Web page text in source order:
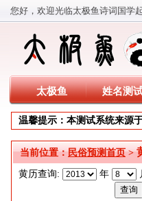
您好，欢迎光临太极鱼诗词国学
太极鱼 姓名测
温馨提示：本测试系统来源
当前位置：民俗预测首页>
黄历查询: 年